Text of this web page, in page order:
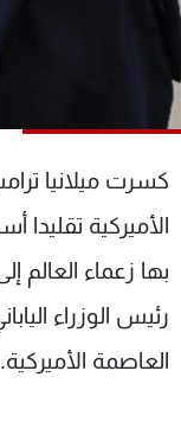
كسرت ميلانيا
الأميركية تقليدا
بها زعماء العالم
رئيس الوزراء
العاصمة الأميركية.
عن MTV
لاعلاناتكم